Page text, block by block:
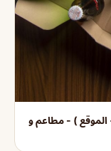
الموقع ) - مطاعم و